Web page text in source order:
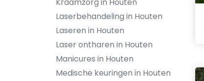
Laserbehandeling in Houten
Laseren in Houten
Laser ontharen in Houten
Manicures in Houten
Medische keuringen in Houten